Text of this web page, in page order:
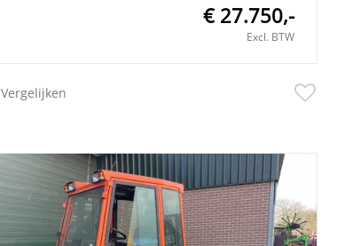
€ 27.750,-
Excl. BTW
Vergelijken